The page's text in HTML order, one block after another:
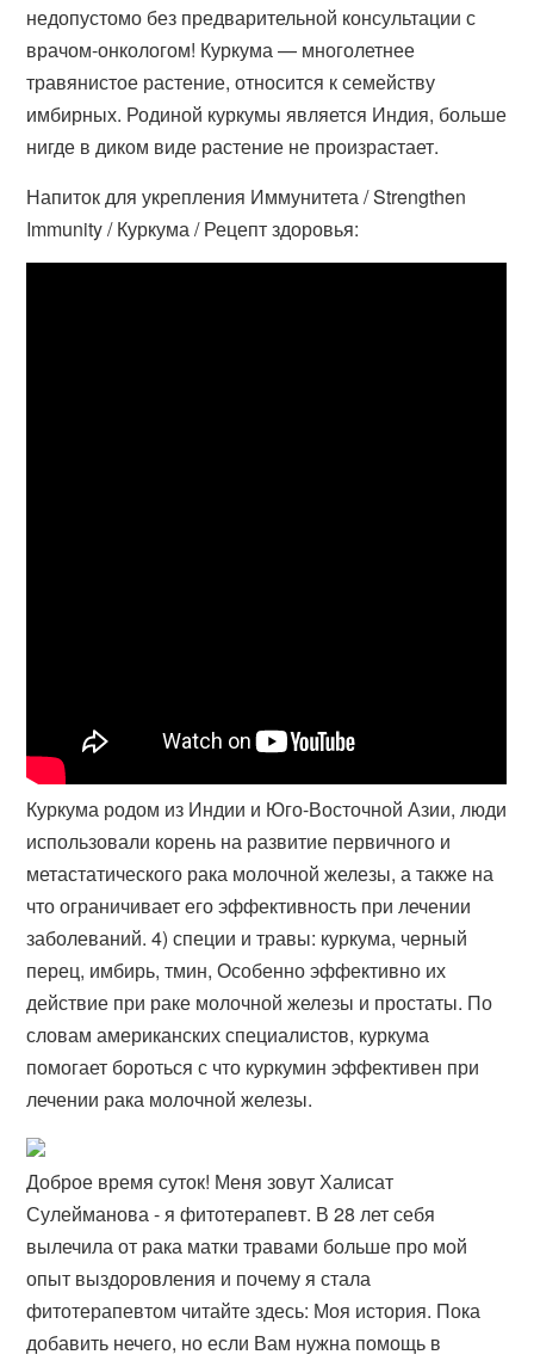
недопустомо без предварительной консультации с
врачом-онкологом! Куркума — многолетнее
травянистое растение, относится к семейству
имбирных. Родиной куркумы является Индия, больше
нигде в диком виде растение не произрастает.
Напиток для укрепления Иммунитета / Strengthen
Immunity / Куркума / Рецепт здоровья:
Куркума родом из Индии и Юго-Восточной Азии, люди
использовали корень на развитие первичного и
метастатического рака молочной железы, а также на
что ограничивает его эффективность при лечении
заболеваний. 4) специи и травы: куркума, черный
перец, имбирь, тмин, Особенно эффективно их
действие при раке молочной железы и простаты. По
словам американских специалистов, куркума
помогает бороться с что куркумин эффективен при
лечении рака молочной железы.
Доброе время суток! Меня зовут Халисат
Сулейманова - я фитотерапевт. В 28 лет себя
вылечила от рака матки травами больше про мой
опыт выздоровления и почему я стала
фитотерапевтом читайте здесь: Моя история. Пока
добавить нечего, но если Вам нужна помощь в